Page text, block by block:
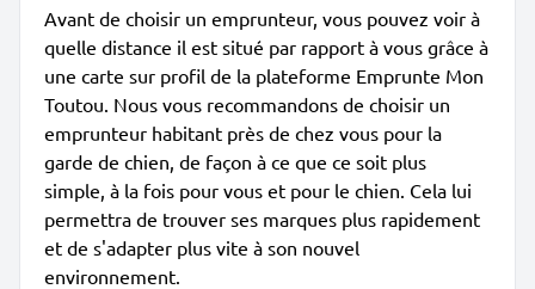
Avant de choisir un emprunteur, vous pouvez voir à
quelle distance il est situé par rapport à vous grâce à
une carte sur profil de la plateforme Emprunte Mon
Toutou. Nous vous recommandons de choisir un
emprunteur habitant près de chez vous pour la
garde de chien, de façon à ce que ce soit plus
simple, à la fois pour vous et pour le chien. Cela lui
permettra de trouver ses marques plus rapidement
et de s'adapter plus vite à son nouvel
environnement.